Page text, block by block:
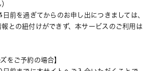
日前を過ぎてからのお申し出につきましては、
との紐付けができず、本サービスのご利用は
をご予約の場合】